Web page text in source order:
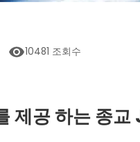
10481 조회수
제공 하는 종